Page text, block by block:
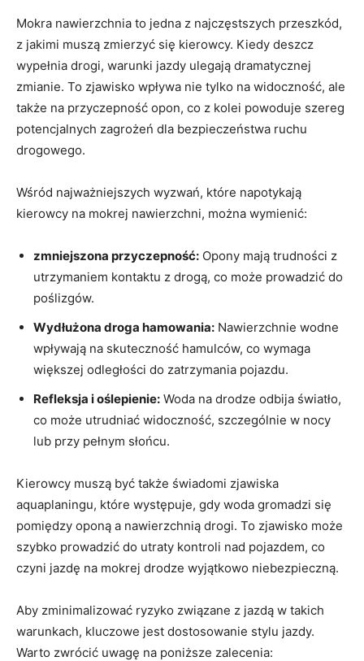
Mokra nawierzchnia to jedna z najczęstszych przeszkód,
z jakimi muszą zmierzyć się kierowcy. Kiedy deszcz
wypełnia drogi, warunki jazdy ulegają dramatycznej
zmianie. To zjawisko wpływa nie tylko na widoczność, ale
także na przyczepność opon, co z kolei powoduje szereg
potencjalnych zagrożeń dla bezpieczeństwa ruchu
drogowego.
Wśród najważniejszych wyzwań, które napotykają
kierowcy na mokrej nawierzchni, można wymienić:
zmniejszona przyczepność: Opony mają trudności z
utrzymaniem kontaktu z drogą, co może prowadzić do
poślizgów.
Wydłużona droga hamowania: Nawierzchnie wodne
wpływają na skuteczność hamulców, co wymaga
większej odległości do zatrzymania pojazdu.
Refleksja i oślepienie: Woda na drodze odbija światło,
co może utrudniać widoczność, szczególnie w nocy
lub przy pełnym słońcu.
Kierowcy muszą być także świadomi zjawiska
aquaplaningu, które występuje, gdy woda gromadzi się
pomiędzy oponą a nawierzchnią drogi. To zjawisko może
szybko prowadzić do utraty kontroli nad pojazdem, co
czyni jazdę na mokrej drodze wyjątkowo niebezpieczną.
Aby zminimalizować ryzyko związane z jazdą w takich
warunkach, kluczowe jest dostosowanie stylu jazdy.
Warto zwrócić uwagę na poniższe zalecenia: